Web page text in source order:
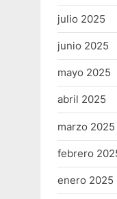
julio 2025
junio 2025
mayo 2025
abril 2025
marzo 2025
febrero
enero 2025